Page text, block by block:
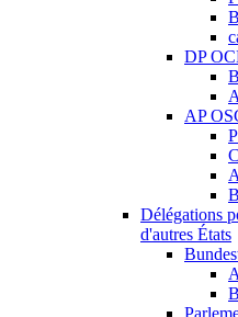
DP
AP
Délégations
d'autres États